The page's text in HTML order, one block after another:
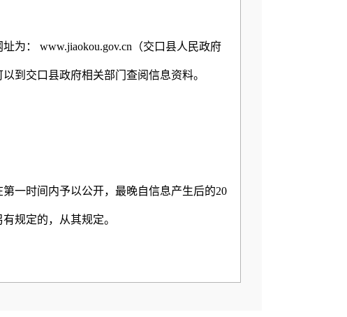
为： www.jiaokou.gov.cn（交口县人民政府
到交口县政府相关部门查阅信息资料。
一时间内予以公开，最晚自信息产生后的20
规定的，从其规定。